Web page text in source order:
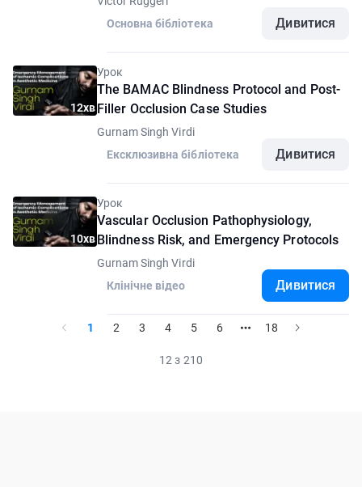
Основна бібліотека
Дивитися
12хв
Урок
The BAMAC Blindness Protocol and Post-
Filler Occlusion Case Studies
Gurnam Singh Virdi
Ексклюзивна бібліотека
Дивитися
10хв
Урок
Vascular Occlusion Pathophysiology,
Blindness Risk, and Emergency Protocols
Gurnam Singh Virdi
Клінічне відео
Дивитися
1 2 3 4 5 6 18
12 з 210